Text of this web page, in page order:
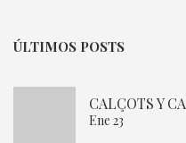
ÚLTIMOS POSTS
CALÇOTS Y
Ene 23